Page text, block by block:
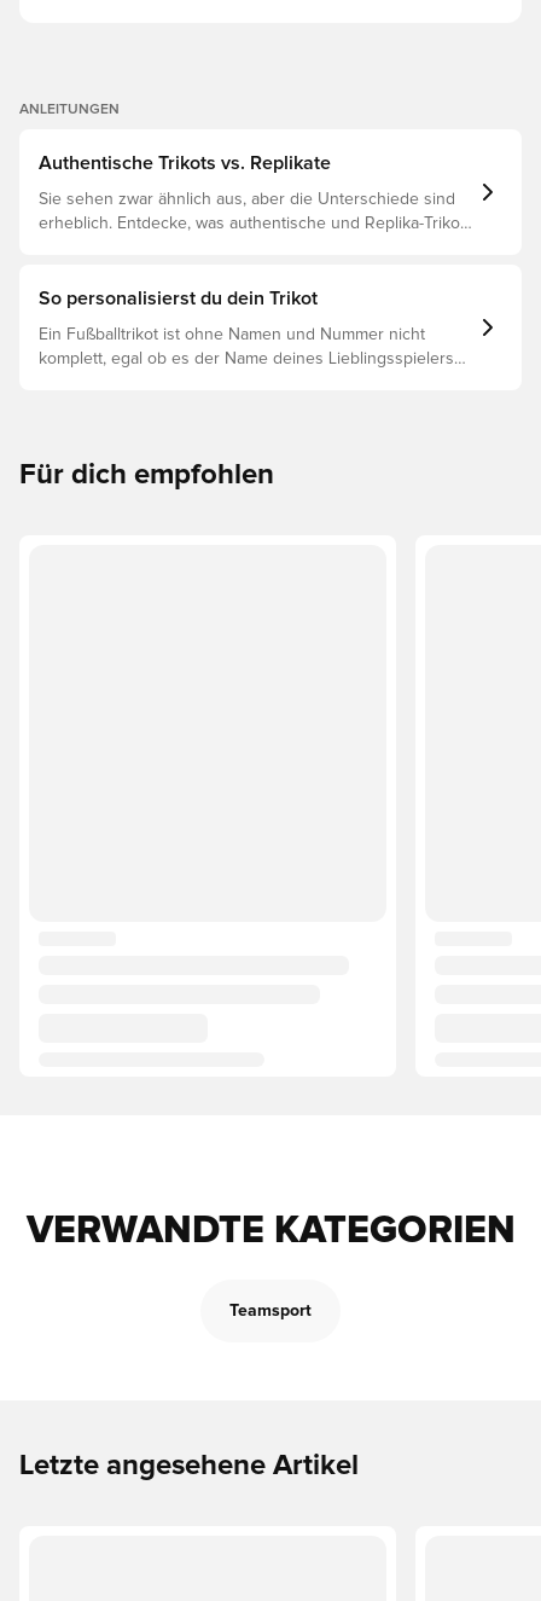
ANLEITUNGEN
Authentische Trikots vs. Replikate
Sie sehen zwar ähnlich aus, aber die Unterschiede sind
erheblich. Entdecke, was authentische und Replika-Trikots
So personalisierst du dein Trikot
Ein Fußballtrikot ist ohne Namen und Nummer nicht
komplett, egal ob es der Name deines Lieblingsspielers
Für dich empfohlen
VERWANDTE KATEGORIEN
Teamsport
Letzte angesehene Artikel